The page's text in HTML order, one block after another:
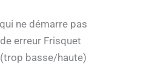
ne démarre pas
erreur Frisquet
basse/haute)